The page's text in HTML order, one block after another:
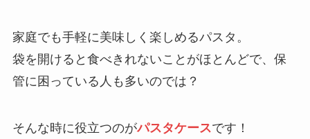
家庭でも手軽に美味しく楽しめるパスタ。
袋を開けると食べきれないことがほとんどで、保
管に困っている人も多いのでは？
そんな時に役立つのがパスタケースです！